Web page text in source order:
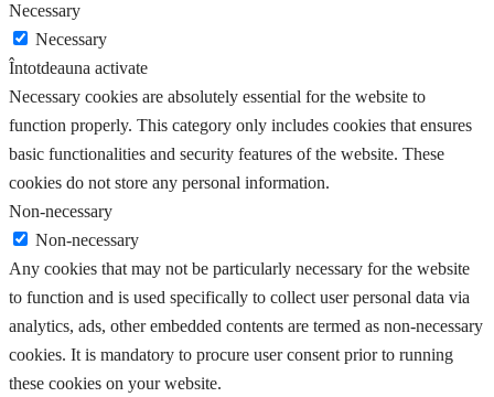
Necessary
Necessary
Întotdeauna activate
Necessary cookies are absolutely essential for the website to
function properly. This category only includes cookies that ensures
basic functionalities and security features of the website. These
cookies do not store any personal information.
Non-necessary
Non-necessary
Any cookies that may not be particularly necessary for the website
to function and is used specifically to collect user personal data via
analytics, ads, other embedded contents are termed as non-necessary
cookies. It is mandatory to procure user consent prior to running
these cookies on your website.